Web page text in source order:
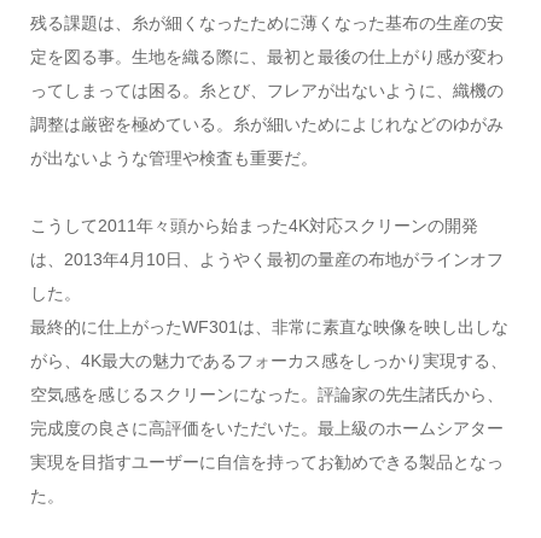
残る課題は、糸が細くなったために薄くなった基布の生産の安
定を図る事。生地を織る際に、最初と最後の仕上がり感が変わ
ってしまっては困る。糸とび、フレアが出ないように、織機の
調整は厳密を極めている。糸が細いためによじれなどのゆがみ
が出ないような管理や検査も重要だ。
こうして2011年々頭から始まった4K対応スクリーンの開発
は、2013年4月10日、ようやく最初の量産の布地がラインオフ
した。
最終的に仕上がったWF301は、非常に素直な映像を映し出しな
がら、4K最大の魅力であるフォーカス感をしっかり実現する、
空気感を感じるスクリーンになった。評論家の先生諸氏から、
完成度の良さに高評価をいただいた。最上級のホームシアター
実現を目指すユーザーに自信を持ってお勧めできる製品となっ
た。